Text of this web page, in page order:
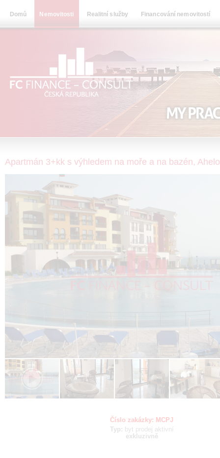
Domů Nemovitosti Realitní služby Financování nemovitostí
Apartmán 3+kk s výhledem na moře a na bazén,
Číslo zakázky: MCPJ
Typ: byt prodej aktivní
exkluzivně